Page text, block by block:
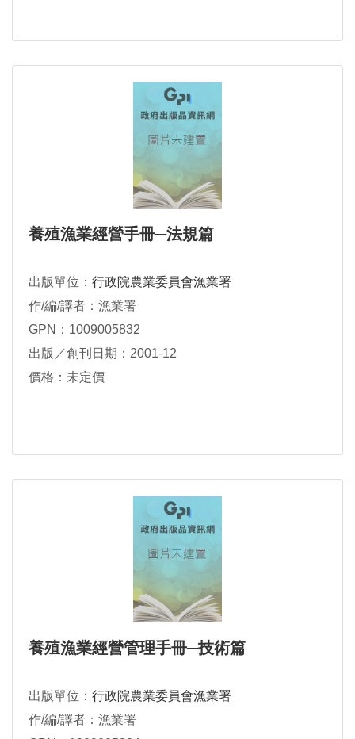
養殖漁業經營手冊─法規篇
出版單位： 行政院農業委員會漁業署
作/編/譯者：漁業署
GPN：1009005832
出版／創刊日期：2001-12
價格：未定價
養殖漁業經營管理手冊─技術篇
出版單位： 行政院農業委員會漁業署
作/編/譯者：漁業署